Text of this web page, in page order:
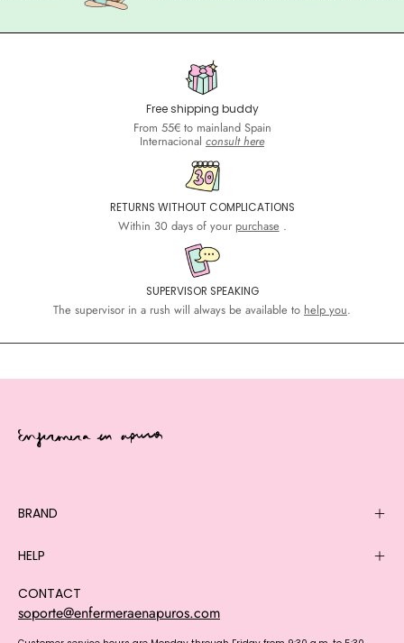
Free shipping buddy
From 55€ to mainland Spain
Internacional consult here
RETURNS WITHOUT COMPLICATIONS
Within 30 days of your purchase .
SUPERVISOR SPEAKING
The supervisor in a rush will always be available to help you.
BRAND
HELP
CONTACT
soporte@enfermeraenapuros.com